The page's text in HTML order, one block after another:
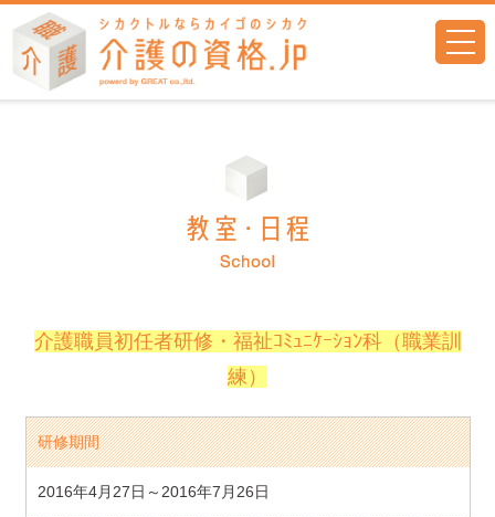
介護職員初任者研修・福祉ｺﾐｭﾆｹｰｼｮﾝ科（職業訓
練）
研修期間
2016年4月27日～2016年7月26日